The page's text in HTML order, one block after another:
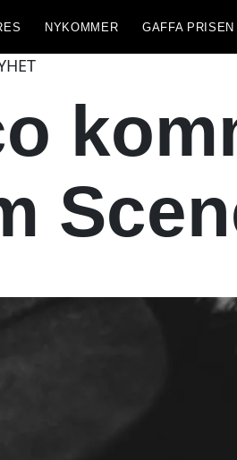
NYKOMMER GAFFA PRISEN